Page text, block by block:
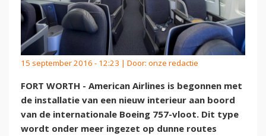
15 september 2016 - 12:23 | Door: onze redactie
FORT WORTH - American Airlines is begonnen met
de installatie van een nieuw interieur aan boord
van de internationale Boeing 757-vloot. Dit type
wordt onder meer ingezet op dunne routes